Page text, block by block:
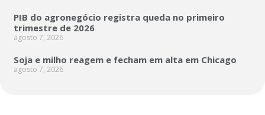
PIB do agronegócio registra queda no primeiro
trimestre de 2026
agosto 7, 2026
Soja e milho reagem e fecham em alta em Chicago
agosto 7, 2026